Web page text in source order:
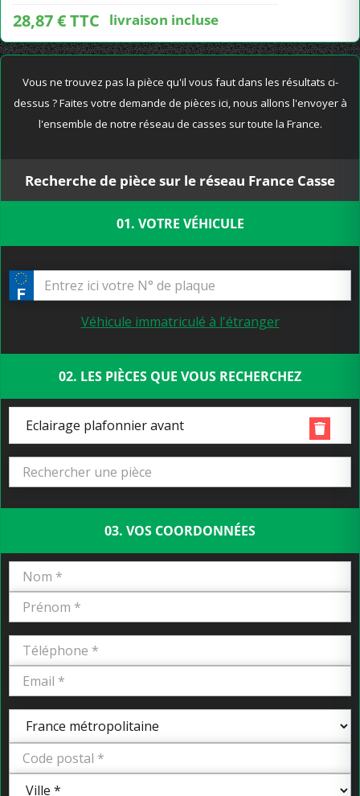
28,87 € TTC livraison incluse
Vous ne trouvez pas la pièce qu'il vous faut dans les résultats ci-
dessus ? Faites votre demande de pièces ici, nous allons l'envoyer à
l'ensemble de notre réseau de casses sur toute la France.
Recherche de pièce sur le réseau France Casse
01. VOTRE VÉHICULE
Véhicule immatriculé à l'étranger
02. LES PIÈCES QUE VOUS RECHERCHEZ
Eclairage plafonnier avant
03. VOS COORDONNÉES